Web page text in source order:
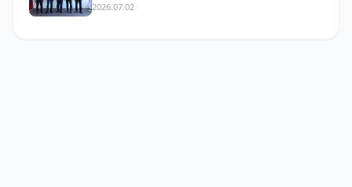
ЗОХИОН БАЙГУУЛАГДЛАА.
2026.07.02